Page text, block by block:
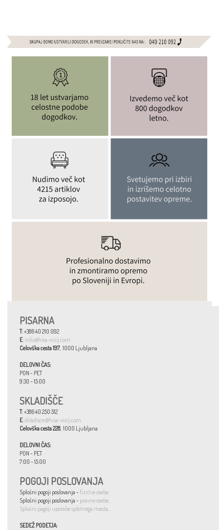
PISARNA
T: +386 40 210 092
E: info@hisa-vizij.com
Celovška cesta 197, 1000 Ljubljana
DELOVNI ČAS:
PON - PET
9:30 - 15:00
SKLADIŠČE
T: +386 40 250 512
E:skladisce@hisa-vizij.com
Celovška cesta 228, 1000 Ljubljana
DELOVNI ČAS:
PON - PET
7:00 - 15:00
POGOJI POSLOVANJA
Splošni pogoji poslovanja - fizične osebe
Splošni pogoji poslovanja - pravne osebe.
Splošni pogoji uporabe spletnega mesta.
SEDEŽ PODETJA: